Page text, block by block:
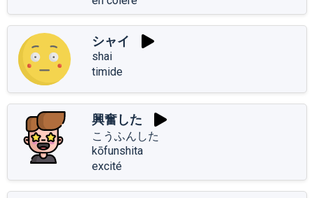
シャイ
shai
timide
興奮した
こうふんした
kōfunshita
excité